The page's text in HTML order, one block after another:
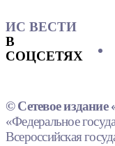
ИС ВЕСТИ
В
СОЦСЕТЯХ
© Сетевое издание
«Федеральное
Всероссийская